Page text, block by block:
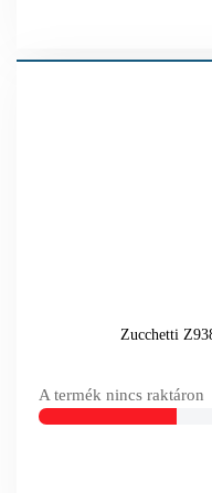
Zucchetti
A termék nincs raktáron